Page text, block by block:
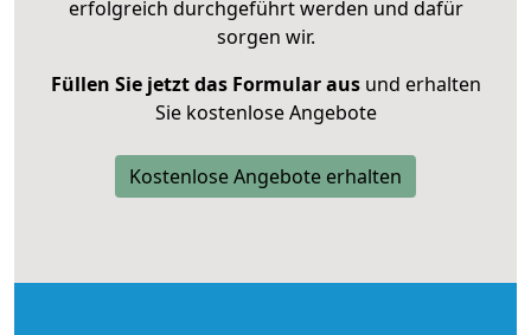
erfolgreich durchgeführt werden und dafür
sorgen wir.
Füllen Sie jetzt das Formular ausund erhalten
Sie kostenlose Angebote
Kostenlose Angebote erhalten